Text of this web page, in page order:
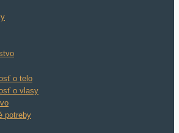
o telo
o vlasy
potreby